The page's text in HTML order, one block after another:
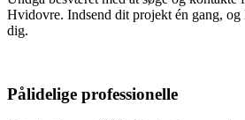
Hvidovre. Indsend dit projekt én gang,
dig.
Pålidelige professionelle